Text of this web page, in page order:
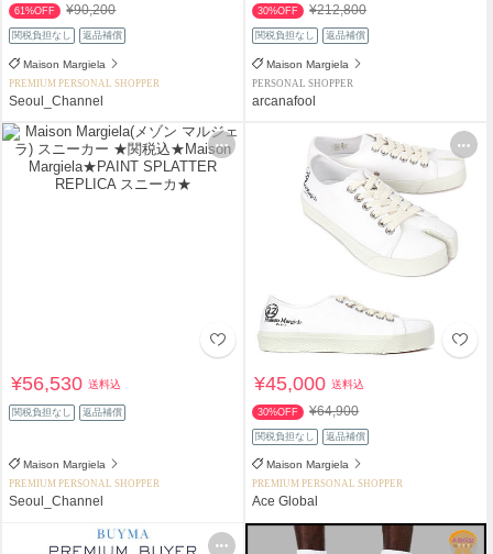
61%OFF ¥90,200
関税負担なし 返品補償
Maison Margiela
PREMIUM PERSONAL SHOPPER
Seoul_Channel
30%OFF ¥212,800
関税負担なし 返品補償
Maison Margiela
PERSONAL SHOPPER
arcanafool
¥56,530送料込
関税負担なし 返品補償
Maison Margiela
PREMIUM PERSONAL SHOPPER
Seoul_Channel
¥45,000送料込
30%OFF ¥64,900
関税負担なし 返品補償
Maison Margiela
PREMIUM PERSONAL SHOPPER
Ace Global